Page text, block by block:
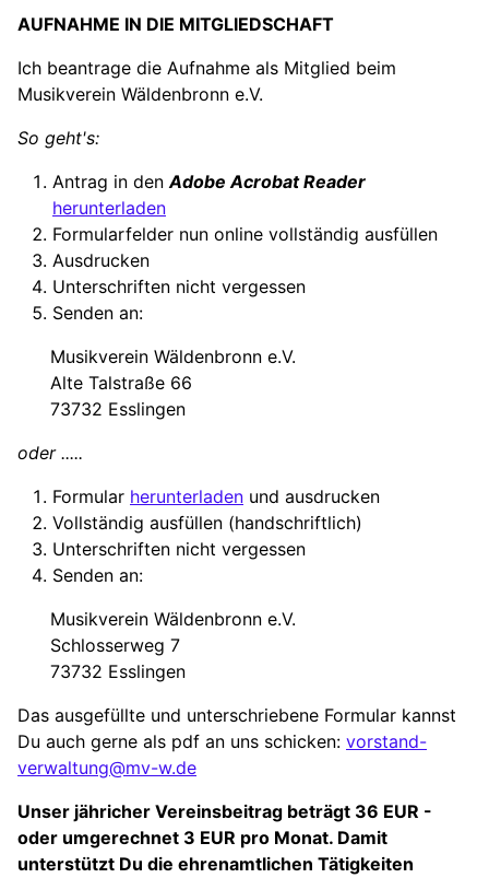
AUFNAHME IN DIE MITGLIEDSCHAFT
Ich beantrage die Aufnahme als Mitglied beim
Musikverein Wäldenbronn e.V.
So geht's:
Antrag in denAdobe Acrobat Reader
herunterladen
Formularfelder nun online vollständig ausfüllen
Ausdrucken
Unterschriften nicht vergessen
Senden an:
Musikverein Wäldenbronn e.V.
Alte Talstraße 66
73732 Esslingen
oder .....
Formular herunterladen und ausdrucken
Vollständig ausfüllen (handschriftlich)
Unterschriften nicht vergessen
Senden an:
Musikverein Wäldenbronn e.V.
Schlosserweg 7
73732 Esslingen
Das ausgefüllte und unterschriebene Formular kannst
Du auch gerne als pdf an uns schicken: vorstand-
verwaltung@mv-w.de
Unser jähricher Vereinsbeitrag beträgt 36 EUR -
oder umgerechnet 3 EUR pro Monat. Damit
unterstützt Du die ehrenamtlichen Tätigkeiten